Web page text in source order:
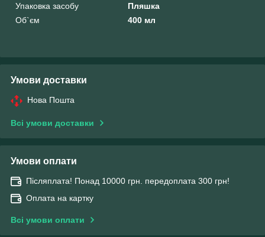
Упаковка засобу
Пляшка
Об`єм
400 мл
Умови доставки
Нова Пошта
Всі умови доставки
Умови оплати
Післяплата! Понад 10000 грн. передоплата 300 грн!
Оплата на картку
Всі умови оплати